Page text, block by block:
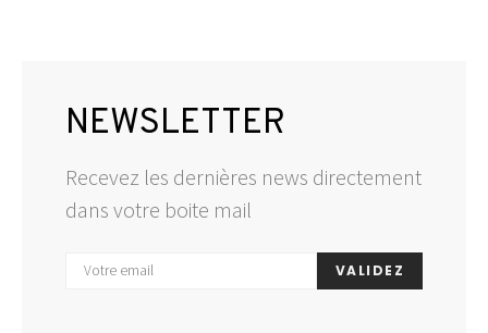
NEWSLETTER
Recevez les dernières news directement
dans votre boite mail
VALIDEZ